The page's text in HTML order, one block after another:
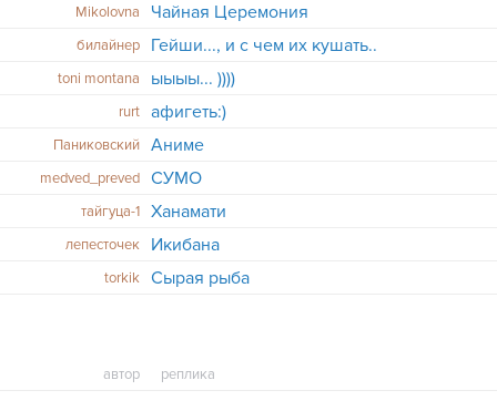
Mikolovna Чайная Церемония
билайнер Гейши..., и с чем их кушать..
toni montana ыыыы... ))))
rurt афигеть:)
Паниковский Аниме
medved_preved СУМО
тайгуца-1 Ханамати
лепесточек Икибана
torkik Сырая рыба
автор реплика